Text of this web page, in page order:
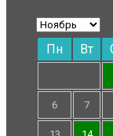
Пн Вт
6 7